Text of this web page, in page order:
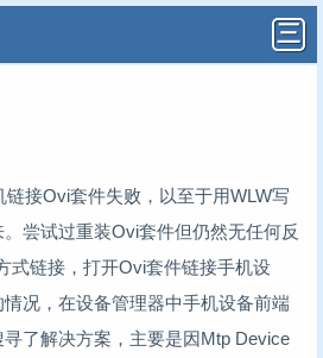
接Ovi套件失败，以至于用WLW写
尝试过重装Ovi套件但仍然无任何反
式链接，打开Ovi套件链接手机设
况，在设备管理器中手机设备前端
了解决方案，主要是因Mtp Device